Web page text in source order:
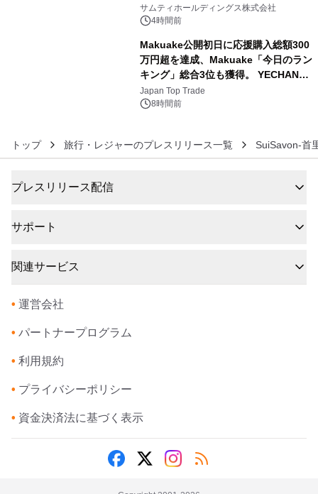
サムティホールディングス株式会社
4時間前
Makuake公開初日に応援購入総額300
万円超を達成、Makuake「今日のラン
キング」総合3位も獲得。 YECHAN音
浴シンギングボウル第2弾の大型サイ
ズ（XL・2XL・3XL）を先行販売中
Japan Top Trade
8時間前
トップ 旅行・レジャーのプレスリリース一覧 SuiSavon-首
プレスリリース配信
サポート
関連サービス
• 運営会社
• パートナープログラム
• 利用規約
• プライバシーポリシー
• 資金決済法に基づく表示